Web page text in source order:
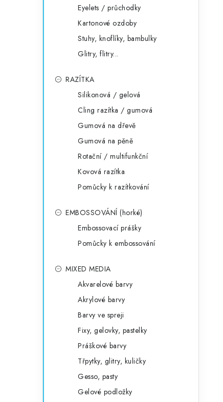
Eyelets / průchodky
Kartonové ozdoby
Stuhy, knoflíky, bambulky
Glitry, flitry...
RAZÍTKA
Silikonová / gelová
Cling razítka / gumová
Gumová na dřevě
Gumová na pěně
Rotační / multifunkční
Kovová razítka
Pomůcky k razítkování
EMBOSSOVÁNÍ (horké)
Embossovací prášky
Pomůcky k embossování
MIXED MEDIA
Akvarelové barvy
Akrylové barvy
Barvy ve spreji
Fixy, gelovky, pastelky
Práškové barvy
Třpytky, glitry, kuličky
Gesso, pasty
Gelové podložky